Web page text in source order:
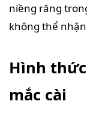
niềng răng
không thể
Hình
mắc cài